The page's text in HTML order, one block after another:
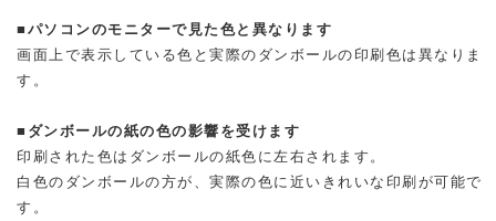
■パソコンのモニターで見た色と異なります
画面上で表示している色と実際のダンボールの印刷色は異なりま
す。
■ダンボールの紙の色の影響を受けます
印刷された色はダンボールの紙色に左右されます。
白色のダンボールの方が、実際の色に近いきれいな印刷が可能で
す。